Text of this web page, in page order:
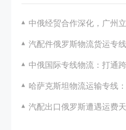
中俄经贸合作深化，广州立
汽配件俄罗斯物流货运专线如何选择？广
中俄国际专线物流：打通
哈萨克斯坦物流运输专线
汽配出口俄罗斯遭遇运费天价与时